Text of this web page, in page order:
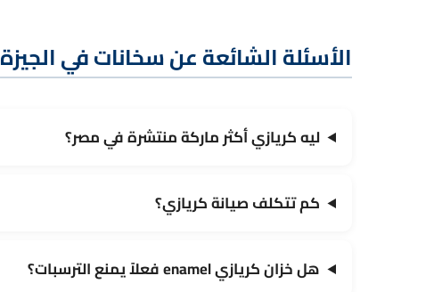
الأسئلة الشائعة عن سخانات في الجيزة
ليه كريازي أكثر ماركة منتشرة في مصر؟
كم تتكلف صيانة كريازي؟
هل خزان كريازي enamel فعلاً يمنع الترسبات؟